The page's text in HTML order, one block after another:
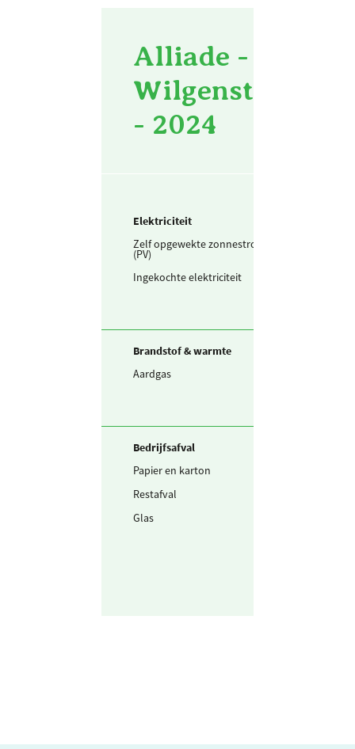
Alliade - 1.4 -
Wilgenstede
- 2024
Elektriciteit
Zelf opgewekte zonnestroom
(PV)
Ingekochte elektriciteit
Brandstof & warmte
Aardgas
Bedrijfsafval
Papier en karton
Restafval
Glas